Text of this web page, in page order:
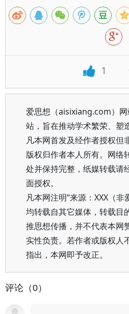
1
爱思想（aisixiang.com）
站，旨在推动学术繁荣、塑
凡本网首发及经作者授权但
版权归作者本人所有。网络
处并保持完整，纸媒转载请
面授权。
凡本网注明“来源：XXX（非
均转载自其它媒体，转载目
推思想传播，并不代表本网
实性负责。若作者或版权人
指出，本网即予改正。
评论（0）